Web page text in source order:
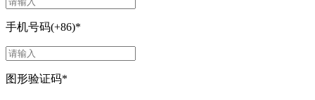
手机号码(+86)*
图形验证码*